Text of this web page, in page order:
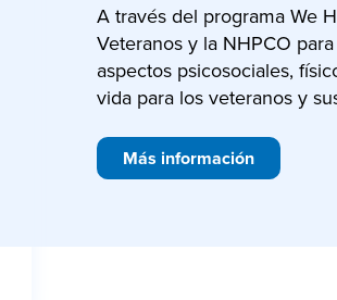
A través del programa We
Veteranos y la NHPCO
aspectos psicosociales,
vida para los veteranos y
Más información